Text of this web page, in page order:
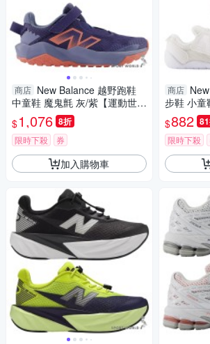
商店 New Balance 越野跑鞋
中童鞋 魔鬼氈 灰/紫【運動世
界】PANTRLK6-W/PANTRLV6
-W
$1,076 8折
限時下殺 券
加入購物車
商店
步鞋 小童
世界】
K-W/
$882
限時下殺